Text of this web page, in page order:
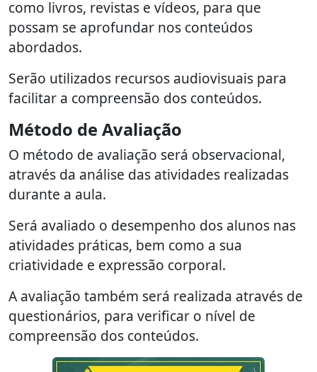
como livros, revistas e vídeos, para que
possam se aprofundar nos conteúdos
abordados.
Serão utilizados recursos audiovisuais para
facilitar a compreensão dos conteúdos.
Método de Avaliação
O método de avaliação será observacional,
através da análise das atividades realizadas
durante a aula.
Será avaliado o desempenho dos alunos nas
atividades práticas, bem como a sua
criatividade e expressão corporal.
A avaliação também será realizada através de
questionários, para verificar o nível de
compreensão dos conteúdos.